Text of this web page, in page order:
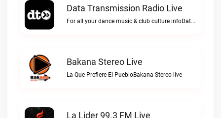
Data Transmission Radio Live
For all your dance music & club culture infoData Transmission Radio live
Bakana Stereo Live
La Que Prefiere El PuebloBakana Stereo live
La Lider 99.3 FM Live